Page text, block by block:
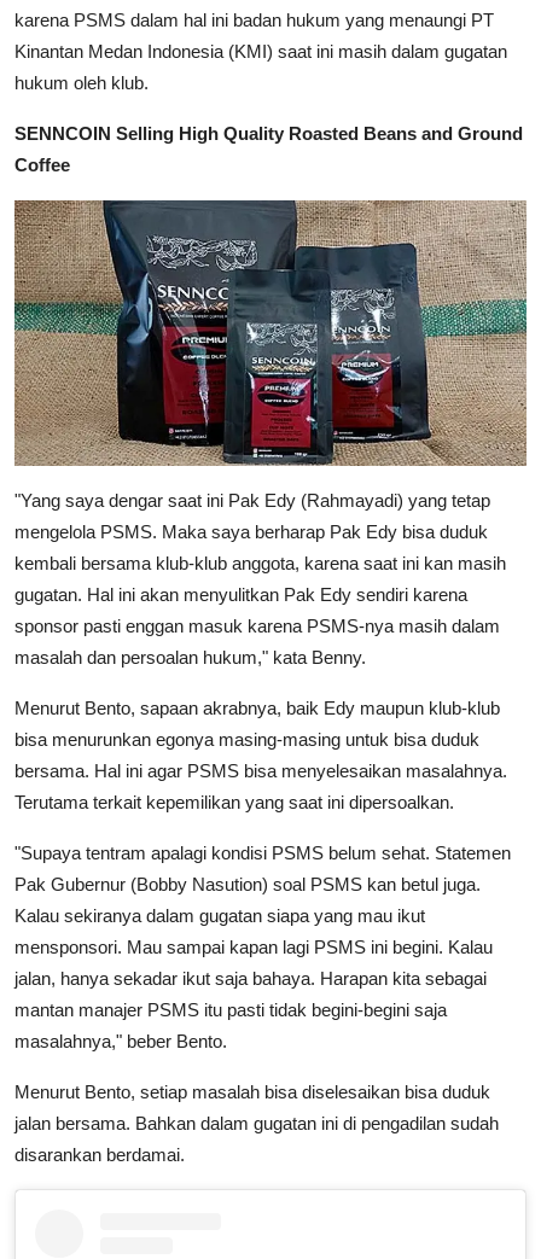
karena PSMS dalam hal ini badan hukum yang menaungi PT
Kinantan Medan Indonesia (KMI) saat ini masih dalam gugatan
hukum oleh klub.
SENNCOIN Selling High Quality Roasted Beans and Ground
Coffee
"Yang saya dengar saat ini Pak Edy (Rahmayadi) yang tetap
mengelola PSMS. Maka saya berharap Pak Edy bisa duduk
kembali bersama klub-klub anggota, karena saat ini kan masih
gugatan. Hal ini akan menyulitkan Pak Edy sendiri karena
sponsor pasti enggan masuk karena PSMS-nya masih dalam
masalah dan persoalan hukum," kata Benny.
Menurut Bento, sapaan akrabnya, baik Edy maupun klub-klub
bisa menurunkan egonya masing-masing untuk bisa duduk
bersama. Hal ini agar PSMS bisa menyelesaikan masalahnya.
Terutama terkait kepemilikan yang saat ini dipersoalkan.
"Supaya tentram apalagi kondisi PSMS belum sehat. Statemen
Pak Gubernur (Bobby Nasution) soal PSMS kan betul juga.
Kalau sekiranya dalam gugatan siapa yang mau ikut
mensponsori. Mau sampai kapan lagi PSMS ini begini. Kalau
jalan, hanya sekadar ikut saja bahaya. Harapan kita sebagai
mantan manajer PSMS itu pasti tidak begini-begini saja
masalahnya," beber Bento.
Menurut Bento, setiap masalah bisa diselesaikan bisa duduk
jalan bersama. Bahkan dalam gugatan ini di pengadilan sudah
disarankan berdamai.